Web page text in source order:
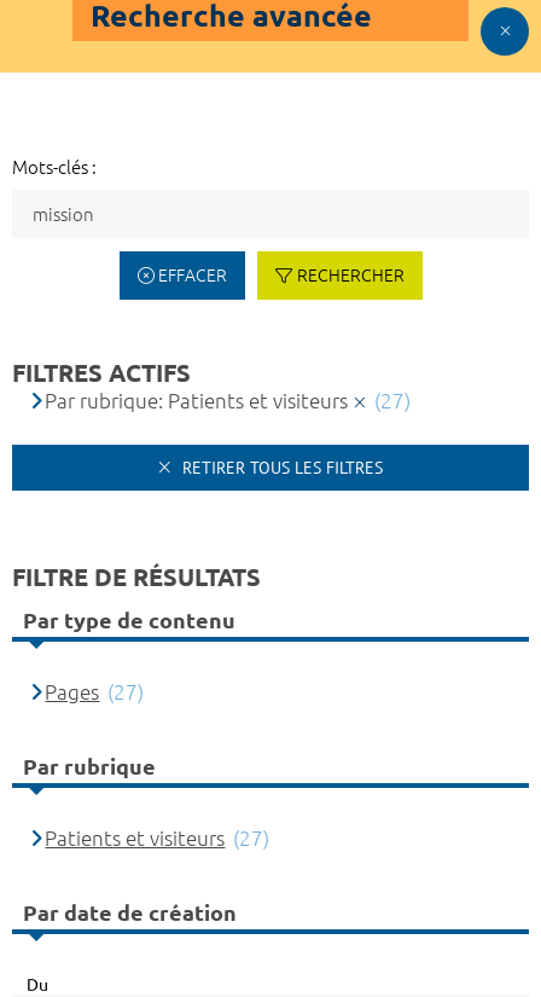
Recherche avancée
Mots-clés :
EFFACER RECHERCHER
FILTRES ACTIFS
Par rubrique: Patients et visiteurs (27)
RETIRER TOUS LES FILTRES
FILTRE DE RÉSULTATS
Par type de contenu
Pages (27)
Par rubrique
Patients et visiteurs (27)
Par date de création
Du